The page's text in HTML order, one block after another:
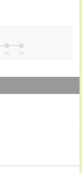
50 60